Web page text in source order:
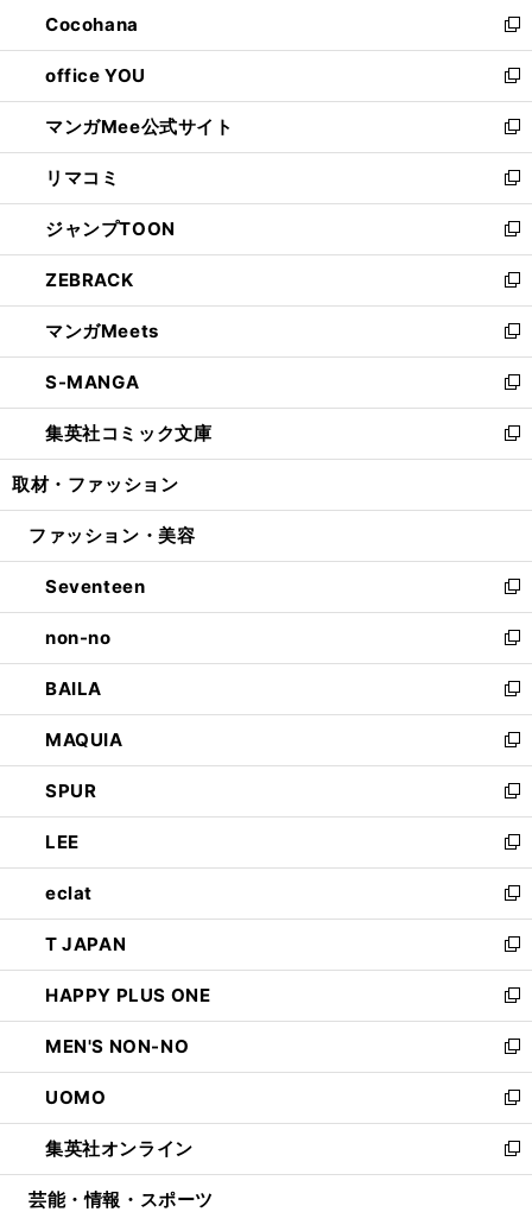
く
で
開
く
ド
ウ
で
開
く
い
ウ
ィ
ン
ド
ウ
で
開
く
Cocohana
新
し
い
ウ
ィ
ン
ド
ウ
で
開
く
office YOU
新
し
い
ウ
ィ
ン
ド
ウ
で
開
く
マンガMee公式サイト
新
し
い
ウ
ィ
ン
ド
ウ
で
開
く
リマコミ
新
し
い
ウ
ィ
ン
ド
ウ
で
開
く
ジャンプTOON
新
し
い
ウ
ィ
ン
ド
ウ
で
開
ZEBRACK
新
し
い
ウ
ィ
ン
ド
ウ
開
マンガMeets
新
し
い
ウ
ィ
ン
ウ
開
く
S-MANGA
新
し
い
ウ
ン
ウ
で
開
く
集英社コミック文庫
新
し
ウ
ン
ド
ウ
で
開
く
取材・ファッション
ファッション・美容
Seventeen
新
し
い
ウ
ィ
ン
ド
ウ
で
開
く
non-no
新
し
い
ウ
ィ
ン
ド
ウ
で
開
く
BAILA
新
し
い
ウ
ィ
ン
ド
ウ
で
開
く
MAQUIA
新
し
い
ウ
ィ
ン
ド
ウ
で
開
く
SPUR
新
し
い
ウ
ィ
ン
ド
ウ
で
開
く
LEE
新
し
い
ウ
ィ
ン
ド
ウ
で
開
く
eclat
新
し
い
ウ
ィ
ン
ド
ウ
で
開
く
T JAPAN
新
し
い
ウ
ィ
ン
ド
ウ
で
開
HAPPY PLUS ONE
新
し
い
ウ
ィ
ン
ド
ウ
MEN'S NON-NO
新
し
い
ウ
ィ
ン
UOMO
新
し
い
ウ
集英社オンライン
新
し
芸能・情報・スポーツ